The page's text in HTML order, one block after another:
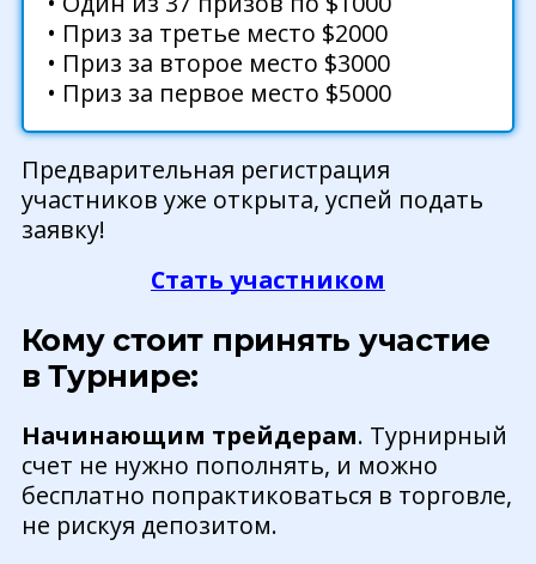
• Приз за третье место $2000
• Приз за второе место $3000
• Приз за первое место $5000
Предварительная регистрация
участников уже открыта, успей подать
заявку!
Стать участником
Кому стоит принять участие
в Турнире:
Начинающим трейдерам. Турнирный
счет не нужно пополнять, и можно
бесплатно попрактиковаться в торговле,
не рискуя депозитом.